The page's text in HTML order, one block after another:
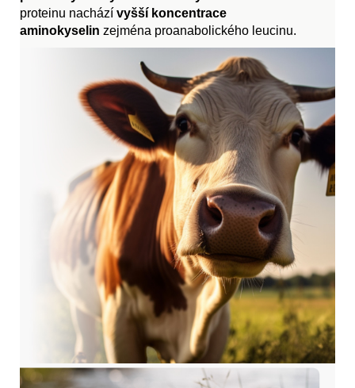
proteinu nachází vyšší koncentrace
aminokyselin zejména proanabolického leucinu.